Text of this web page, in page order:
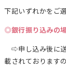
下記いずれかをご
◎銀行振り込みの
⇨申し込み後に
載されております